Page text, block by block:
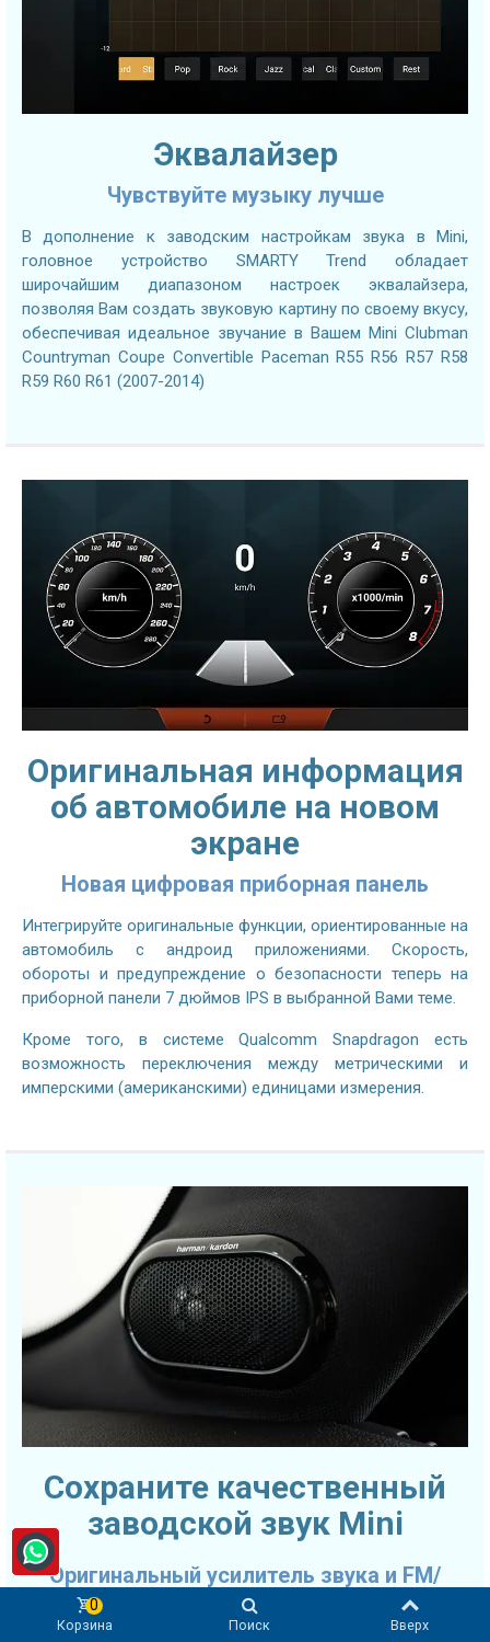
Эквалайзер
Чувствуйте музыку лучше
В дополнение к заводским настройкам звука в Mini,
головное устройство SMARTY Trend обладает
широчайшим диапазоном настроек эквалайзера,
позволяя Вам создать звуковую картину по своему вкусу,
обеспечивая идеальное звучание в Вашем Mini Clubman
Countryman Coupe Convertible Paceman R55 R56 R57 R58
R59 R60 R61 (2007-2014)
Оригинальная информация
об автомобиле на новом
экране
Новая цифровая приборная панель
Интегрируйте оригинальные функции, ориентированные на
автомобиль с андроид приложениями. Скорость,
обороты и предупреждение о безопасности теперь на
приборной панели 7 дюймов IPS в выбранной Вами теме.
Кроме того, в системе Qualcomm Snapdragon есть
возможность переключения между метрическими и
имперскими (американскими) единицами измерения.
Сохраните качественный
заводской звук Mini
Оригинальный усилитель звука и FM/
спутниковое/DAB-радио
Корзина
0
Поиск Вверх